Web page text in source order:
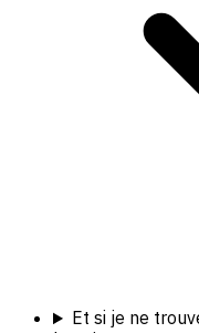
Et si je ne